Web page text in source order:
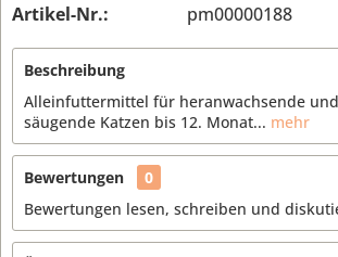
Artikel-Nr.: pm00000188
Beschreibung
Alleinfuttermittel für heranwachsende
säugende Katzen bis 12. Monat... mehr
Bewertungen
0
Bewertungen lesen, schreiben und